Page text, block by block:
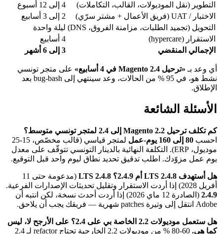
التطوير (نقل الموديولات، القالب، التكاملات)
الاختبار / UAT (فريق الأعمال + مشتر سرّي)
التحويل (تجميد الطلبات، مزامنة الفروق، DNS)
ليلة واحدة
الاستقرار (hypercare)
الإجمالي المنقضي
أي وعد بـ«ترحيل Magento 2.4 في 4 أسابيع»
على متجر تونسي
نشط هو، في 95 % من الحالات، وعد سينتهي إلى bug-bash بعد
الإطلاق.
الأسئلة الشائعة
كم تكلف ترحيل Magento 2.2 إلى 2.4 لمتجر تونسي متوسط؟
احسب80 إلى 160 يوم-عمل
لمتجر قياسي (قالب مخصّص، 15-25
موديول، ERP). التكلفة النهائية بالدينار التونسي تتوقّف على معدل
يوم عمل مزوّدك. اطلب تدقيق تحديد نطاق ليوم واحد قبل التوقيع.
هل أستهدف 2.4.8 LTS أم 2.4.9؟ 2.4.8 LTS
(مدعومة حتى 11
أفريل 2028) إذا أردت الاستقرار وتقليل تحديثات الإصدارات الفرعية.
2.4.9
(الصادرة 12 ماي 2026) إذا أردت أحدث نسخة، لكن انتبه أن
Adobe انتقل إلى وتيرة patches شهرية — فريقك يجب أن يلاحق.
هل ستعمل موديولات 2.2 الخاصة بي على 2.4؟
على الأرجح لا، ليس
كما هي.
60-80 % من موديولات 2.2 الخارجية تحتاج refactor لـ 2.4